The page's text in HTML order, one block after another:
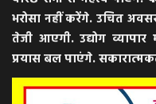
भरोसा नहीं करेंगे. उचित
तेजी आएगी. उद्योग
प्रयास बल पाएंगे.